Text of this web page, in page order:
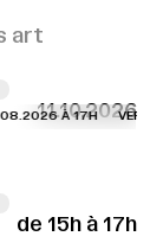
art
11.10.2026
À 17H
de 15h à 17h